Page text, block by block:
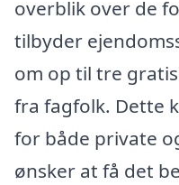
overblik over de
tilbyder
om op til tre
fra fagfolk. Dette
for både private
ønsker at få det